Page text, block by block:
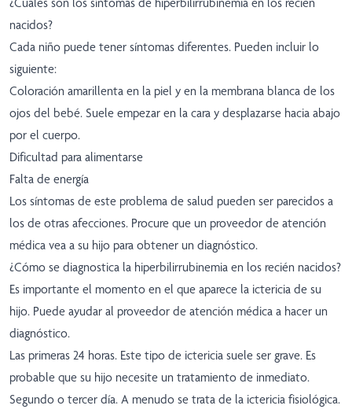
nacidos?
Cada niño puede tener síntomas diferentes. Pueden incluir lo
siguiente:
Coloración amarillenta en la piel y en la membrana blanca de los
ojos del bebé. Suele empezar en la cara y desplazarse hacia abajo
por el cuerpo.
Dificultad para alimentarse
Falta de energía
Los síntomas de este problema de salud pueden ser parecidos a
los de otras afecciones. Procure que un proveedor de atención
médica vea a su hijo para obtener un diagnóstico.
¿Cómo se diagnostica la hiperbilirrubinemia en los recién nacidos?
Es importante el momento en el que aparece la ictericia de su
hijo. Puede ayudar al proveedor de atención médica a hacer un
diagnóstico.
Las primeras 24 horas. Este tipo de ictericia suele ser grave. Es
probable que su hijo necesite un tratamiento de inmediato.
Segundo o tercer día. A menudo se trata de la ictericia fisiológica.